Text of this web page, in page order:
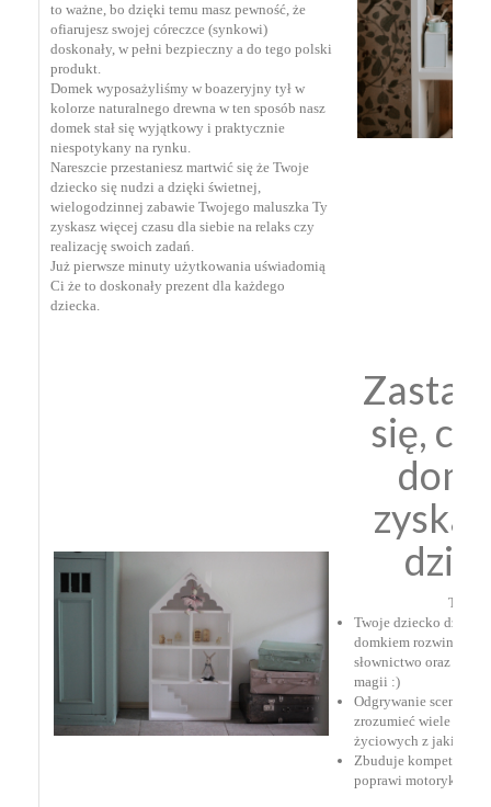
to ważne, bo dzięki temu masz pewność, że
ofiarujesz swojej córeczce (synkowi)
doskonały, w pełni bezpieczny a do tego polski
produkt.⁣
Domek wyposażyliśmy w boazeryjny tył w
kolorze naturalnego drewna w ten sposób nasz
domek stał się wyjątkowy i praktycznie
niespotykany na rynku. ⁣
Nareszcie przestaniesz martwić się że Twoje
dziecko się nudzi a dzięki świetnej,
wielogodzinnej zabawie Twojego maluszka Ty
zyskasz więcej czasu dla siebie na relaks czy
realizację swoich zadań.
Już pierwsze minuty użytkowania uświadomią
Ci że to doskonały prezent dla każdego
dziecka.
się, co
zyska
To
Twoje dziecko dzięki
domkiem rozwinie
⁣słownictwo oraz
magii :)
Odgrywanie scenek
zrozumieć wiele
życiowych z jakimi
Zbuduje kompetencje
poprawi motorykę ręki.⁣